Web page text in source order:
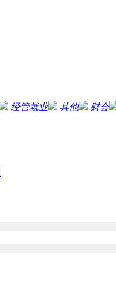
经管就业 其他 财会